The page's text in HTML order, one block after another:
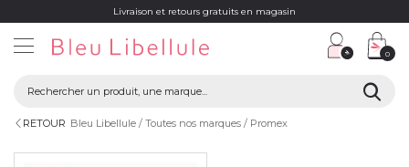
Livraison et retours gratuits en magasin
0
RETOUR Bleu Libellule Toutes nos marques Promex